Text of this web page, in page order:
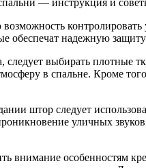
обеспечат надежную
выбирать плотные
в спальне. Кроме
штор следует
уличных
внимание особенностям